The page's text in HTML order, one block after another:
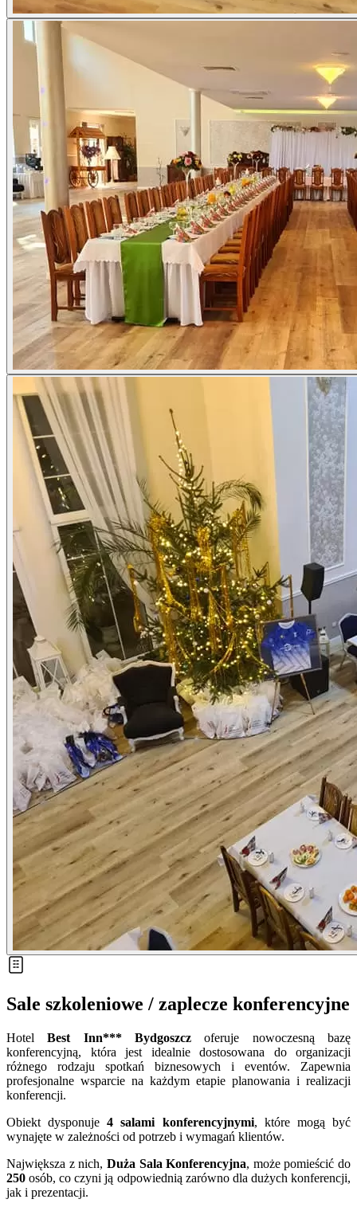
Sale szkoleniowe / zaplecze konferencyjne
HotelBest Inn*** Bydgoszcz oferuje nowoczesną bazę
konferencyjną, która jest idealnie dostosowana do organizacji
różnego rodzaju spotkań biznesowych i eventów. Zapewnia
profesjonalne wsparcie na każdym etapie planowania i realizacji
konferencji.
Obiekt dysponuje4 salami konferencyjnymi, które mogą być
wynajęte w zależności od potrzeb i wymagań klientów.
Największa z nich, Duża Sala Konferencyjna, może pomieścić do
250 osób, co czyni ją odpowiednią zarówno dla dużych konferencji,
jak i prezentacji.